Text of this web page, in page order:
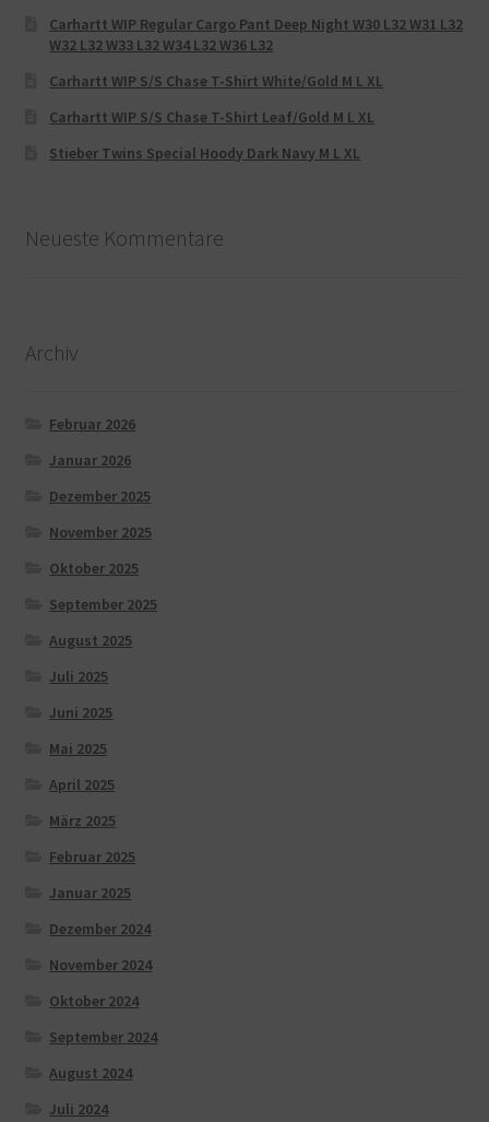
Carhartt WIP Regular Cargo Pant Deep Night W30 L32 W31 L32
W32 L32 W33 L32 W34 L32 W36 L32
Carhartt WIP S/S Chase T-Shirt White/Gold M L XL
Carhartt WIP S/S Chase T-Shirt Leaf/Gold M L XL
Stieber Twins Special Hoody Dark Navy M L XL
Neueste Kommentare
Archiv
Februar 2026
Januar 2026
Dezember 2025
November 2025
Oktober 2025
September 2025
August 2025
Juli 2025
Juni 2025
Mai 2025
April 2025
März 2025
Februar 2025
Januar 2025
Dezember 2024
November 2024
Oktober 2024
September 2024
August 2024
Juli 2024